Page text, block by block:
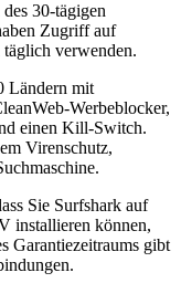
30-tägigen
Zugriff auf
verwenden.
Ländern mit
Werbeblocker,
einen Kill-Switch.
Virenschutz,
Sie Surfshark auf
installieren können,
Garantiezeitraums gibt